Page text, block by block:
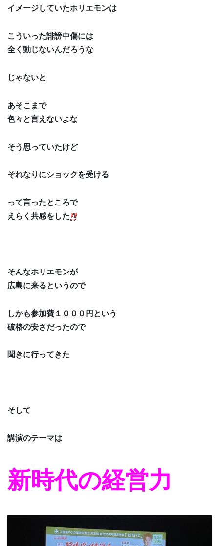
イメージしていたホリエモンは
こういった誹謗中傷には
全く動じないんだろうな
じゃないと
あそこまで
色々と言えないよな
そう思っていたけど
それなりにショックを受ける
って言ったところで
えらく共感をした
そんなホリエモンが
広島に来るというので
しかも参加費１０００円という
破格の安さだったので
聞きに行ってきた
そして
講演のテーマは
新時代の経営力